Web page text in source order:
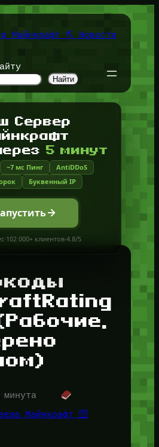
Майнкрафт ⛏️ Новости
Найти
Сервер
5 минут
~7 мс Пинг
AntiDDoS
Буквенный IP
·102 000+ клиентов·4.8/5
минута
Майнкрафт 🛜